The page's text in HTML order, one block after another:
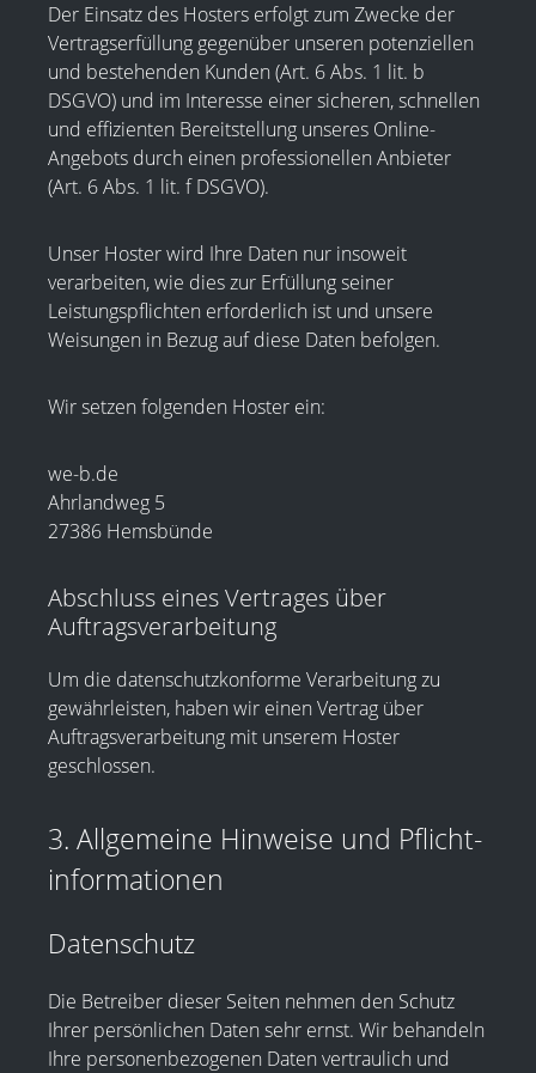
Der Einsatz des Hosters erfolgt zum Zwecke der
Vertragserfüllung gegenüber unseren potenziellen
und bestehenden Kunden (Art. 6 Abs. 1 lit. b
DSGVO) und im Interesse einer sicheren, schnellen
und effizienten Bereitstellung unseres Online-
Angebots durch einen professionellen Anbieter
(Art. 6 Abs. 1 lit. f DSGVO).
Unser Hoster wird Ihre Daten nur insoweit
verarbeiten, wie dies zur Erfüllung seiner
Leistungspflichten erforderlich ist und unsere
Weisungen in Bezug auf diese Daten befolgen.
Wir setzen folgenden Hoster ein:
we-b.de
Ahrlandweg 5
27386 Hemsbünde
Abschluss eines Vertrages über
Auftragsverarbeitung
Um die datenschutzkonforme Verarbeitung zu
gewährleisten, haben wir einen Vertrag über
Auftragsverarbeitung mit unserem Hoster
geschlossen.
3. Allgemeine Hinweise und Pflicht­
informationen
Datenschutz
Die Betreiber dieser Seiten nehmen den Schutz
Ihrer persönlichen Daten sehr ernst. Wir behandeln
Ihre personenbezogenen Daten vertraulich und